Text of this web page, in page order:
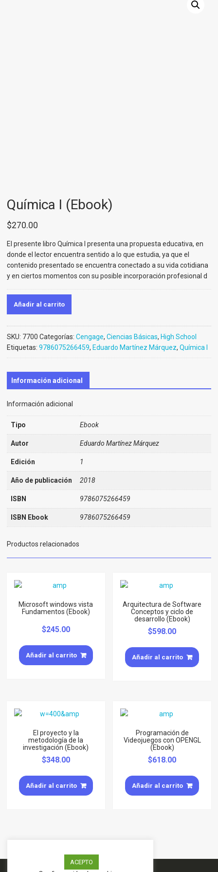
Química I (Ebook)
$270.00
El presente libro Química I presenta una propuesta educativa, en
donde el lector encuentra sentido a lo que estudia, ya que el
contenido presentado se encuentra conectado a su vida cotidiana
y en ciertos momentos con su posible incorporación profesional d
Añadir al carrito
SKU: 7700 Categorías: Cengage, Ciencias Básicas, High School
Etiquetas: 9786075266459, Eduardo Martínez Márquez, Química I
Información adicional
Información adicional
Tipo Ebook
Autor Eduardo Martínez Márquez
Edición 1
Año de publicación 2018
ISBN 9786075266459
ISBN Ebook 9786075266459
Productos relacionados
Microsoft windows vista
Fundamentos (Ebook)
$245.00
Añadir al carrito
Arquitectura de Software
Conceptos y ciclo de
desarrollo (Ebook)
$598.00
Añadir al carrito
El proyecto y la
metodología de la
investigación (Ebook)
$348.00
Añadir al carrito
Programación de
Videojuegos con OPENGL
(Ebook)
$618.00
Añadir al carrito
ACEPTO